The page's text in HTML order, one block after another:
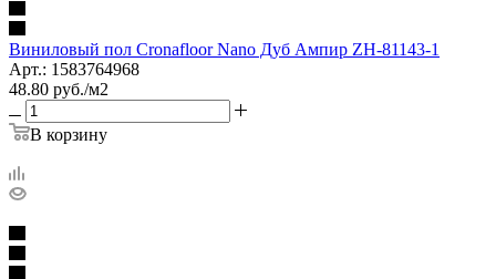
Виниловый пол Cronafloor Nano Дуб Ампир ZH-81143-1
Арт.: 1583764968
48.80 руб./м2
В корзину